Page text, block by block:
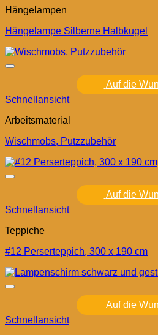
Hängelampen
Hängelampe Silberne Halbkugel
Auf die
Schnellansicht
Arbeitsmaterial
Wischmobs, Putzzubehör
Auf die
Schnellansicht
Teppiche
#12 Perserteppich, 300 x 190 cm
Auf die
Schnellansicht